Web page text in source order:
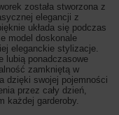
została stworzona z
elegancji z
układa się podczas
model doskonale
eleganckie stylizacje.
lubią ponadczasowe
zamkniętą w
dzięki swojej pojemności
przez cały dzień,
każdej garderoby.